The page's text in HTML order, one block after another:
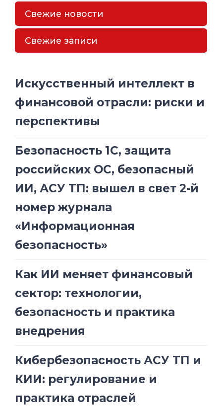
Свежие новости
Свежие записи
Искусственный интеллект в
финансовой отрасли: риски и
перспективы
Безопасность 1С, защита
российских ОС, безопасный
ИИ, АСУ ТП: вышел в свет 2-й
номер журнала
«Информационная
безопасность»
Как ИИ меняет финансовый
сектор: технологии,
безопасность и практика
внедрения
Кибербезопасность АСУ ТП и
КИИ: регулирование и
практика отраслей